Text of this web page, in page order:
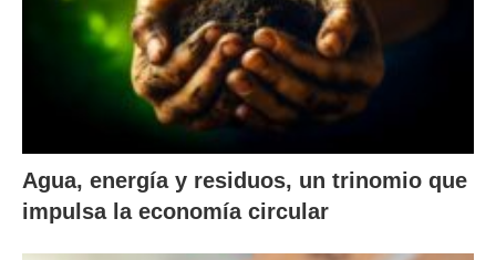
Agua, energía y residuos, un trinomio que
impulsa la economía circular